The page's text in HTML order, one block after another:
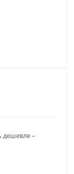
дешевле –